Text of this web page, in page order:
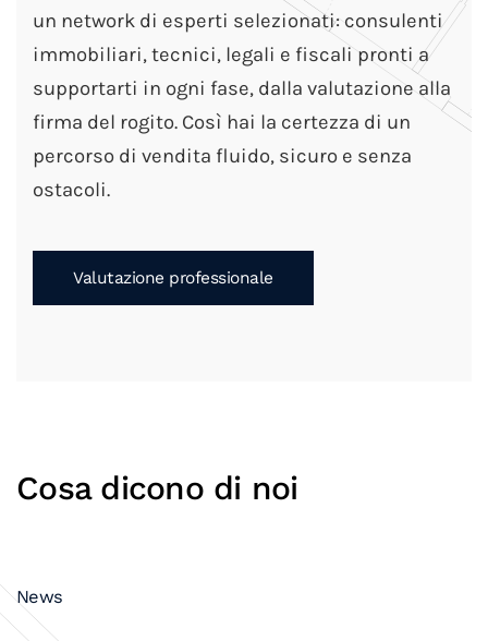
un network di esperti selezionati: consulenti
immobiliari, tecnici, legali e fiscali pronti a
supportarti in ogni fase, dalla valutazione alla
firma del rogito. Così hai la certezza di un
percorso di vendita fluido, sicuro e senza
ostacoli.
Valutazione professionale
Cosa dicono di noi
News